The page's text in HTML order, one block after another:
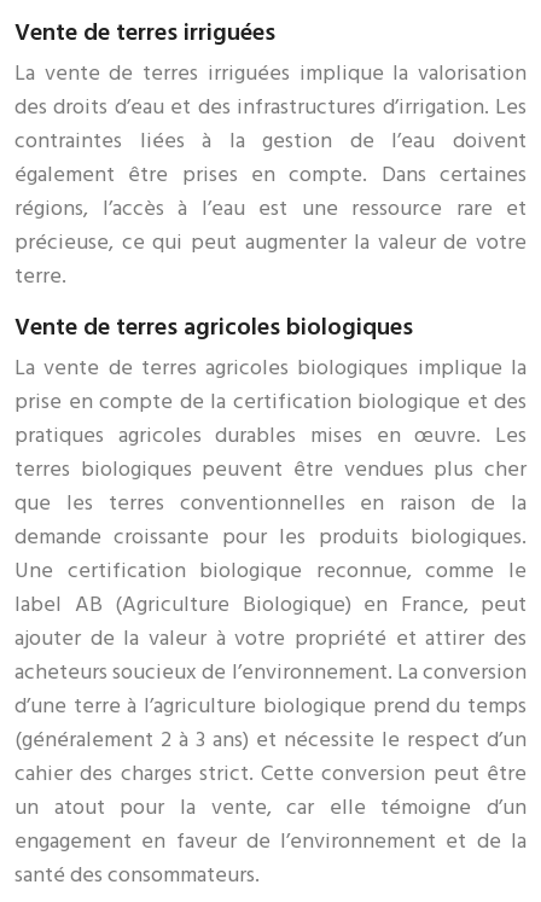
Vente de terres irriguées
La vente de terres irriguées implique la valorisation
des droits d’eau et des infrastructures d’irrigation. Les
contraintes liées à la gestion de l’eau doivent
également être prises en compte. Dans certaines
régions, l’accès à l’eau est une ressource rare et
précieuse, ce qui peut augmenter la valeur de votre
terre.
Vente de terres agricoles biologiques
La vente de terres agricoles biologiques implique la
prise en compte de la certification biologique et des
pratiques agricoles durables mises en œuvre. Les
terres biologiques peuvent être vendues plus cher
que les terres conventionnelles en raison de la
demande croissante pour les produits biologiques.
Une certification biologique reconnue, comme le
label AB (Agriculture Biologique) en France, peut
ajouter de la valeur à votre propriété et attirer des
acheteurs soucieux de l’environnement. La conversion
d’une terre à l’agriculture biologique prend du temps
(généralement 2 à 3 ans) et nécessite le respect d’un
cahier des charges strict. Cette conversion peut être
un atout pour la vente, car elle témoigne d’un
engagement en faveur de l’environnement et de la
santé des consommateurs.